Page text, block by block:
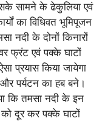
सामने के ढेकुलिया एवं
का विधिवत भूमिपूजन
नदी के दोनों किनारों
फ्रंट एवं पक्के घाटों
प्रयास किया जायेगा
पर्यटन का हब बने।
कि तमसा नदी के इन
दूर कर पक्के घाटों